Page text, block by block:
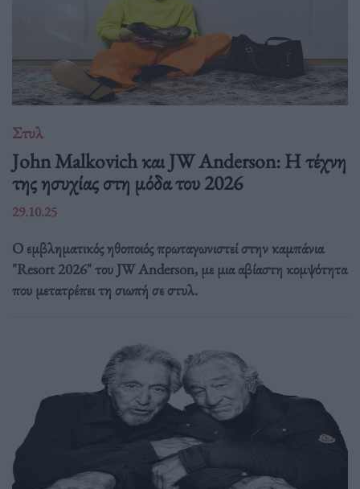
Στυλ
John Malkovich και JW Anderson: Η τέχνη
της ησυχίας στη μόδα του 2026
29.10.25
Ο εμβληματικός ηθοποιός πρωταγωνιστεί στην καμπάνια
"Resort 2026" του JW Anderson, με μια αβίαστη κομψότητα
που μετατρέπει τη σιωπή σε στυλ.